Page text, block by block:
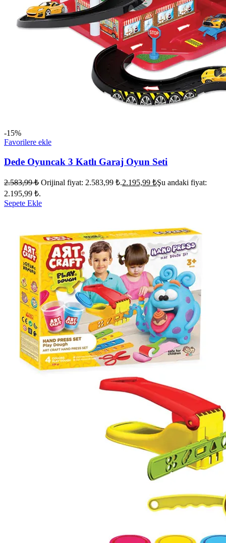
-15%
Favorilere ekle
Dede Oyuncak 3 Katlı Garaj Oyun Seti
2.583,99₺ Orijinal fiyat: 2.583,99 ₺.2.195,99 ₺Şu andaki fiyat:
2.195,99 ₺.
Sepete Ekle